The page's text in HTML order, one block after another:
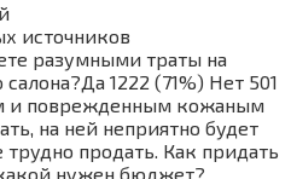
источников
разумными траты на
1222 (71%) Нет 501
и поврежденным кожаным
на ней неприятно будет
продать. Как придать
нужен бюджет?